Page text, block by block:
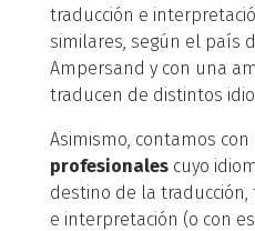
traducción e
similares, según el país
Ampersand y con una
traducen de distintos
Asimismo, contamos con
profesionales cuyo
destino de la
e interpretación (o con